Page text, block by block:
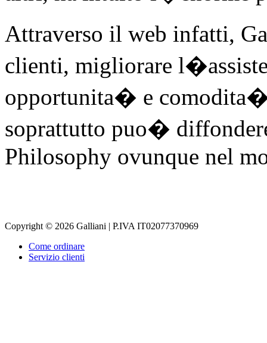
Attraverso il web infatti,
clienti, migliorare
opportunita� e
soprattutto puo�
Philosophy ovunque nel
Copyright © 2026 Galliani | P.IVA IT02077370969
Come ordinare
Servizio clienti